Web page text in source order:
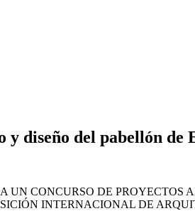
diseño del pabellón de
UN CONCURSO DE
INTERNACIONAL DE